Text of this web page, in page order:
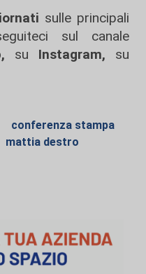
sulle principali
sul canale
su Instagram, su
conferenza stampa
mattia destro